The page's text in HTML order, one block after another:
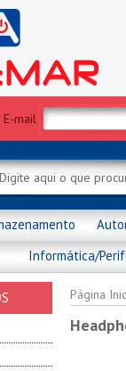
E-mail
Informática/
Página